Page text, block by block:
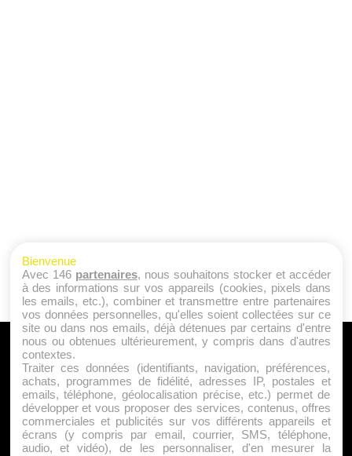
A PROPOS
Qui sommes nous ?
Mentions Légales
Publicité
Politique de Cookies
Bienvenue
Avec 146 partenaires, nous souhaitons stocker et accéder
à des informations sur vos appareils (cookies, pixels dans
les emails, etc.), combiner et transmettre entre partenaires
vos données personnelles, qu'elles soient collectées sur ce
site ou dans nos emails, déjà détenues par certains d'entre
nous ou obtenues ultérieurement, y compris dans d'autres
contextes.
Traiter ces données (identifiants, navigation, préférences,
achats, programmes de fidélité, adresses IP, postales et
emails, téléphone, géolocalisation précise, etc.) permet de
développer et vous proposer des services, contenus, offres
commerciales et publicités sur vos différents appareils et
écrans (y compris par email, courrier, SMS, téléphone,
audio, et vidéo), de les personnaliser, d'en mesurer la